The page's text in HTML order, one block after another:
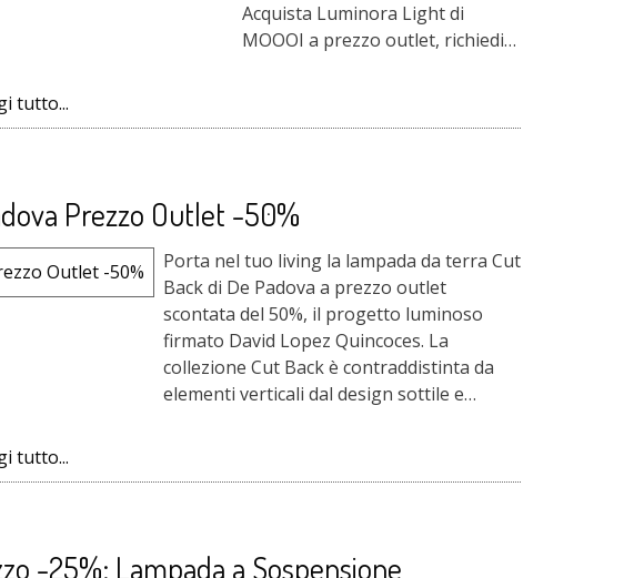
Acquista Luminora Light di
MOOOI a prezzo outlet, richiedi
tutto...
Prezzo Outlet -50%
Porta nel tuo living la lampada da terra Cut
Back di De Padova a prezzo outlet
scontata del 50%, il progetto luminoso
firmato David Lopez Quincoces. La
collezione Cut Back è contraddistinta da
elementi verticali dal design sottile e
tutto...
-25%: Lampada a Sospensione